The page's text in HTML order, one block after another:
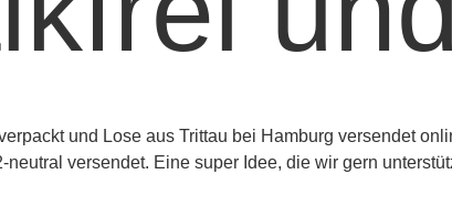
und Lose aus Trittau bei Hamburg versendet
versendet. Eine super Idee, die wir gern